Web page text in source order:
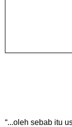
“...oleh sebab itu